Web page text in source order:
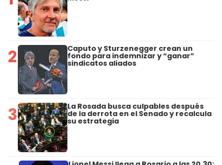
2 Caputo y Sturzenegger crean un
fondo para indemnizar y “ganar”
sindicatos aliados
3 La Rosada busca culpables después
de la derrota en el Senado y recalcula
su estrategia